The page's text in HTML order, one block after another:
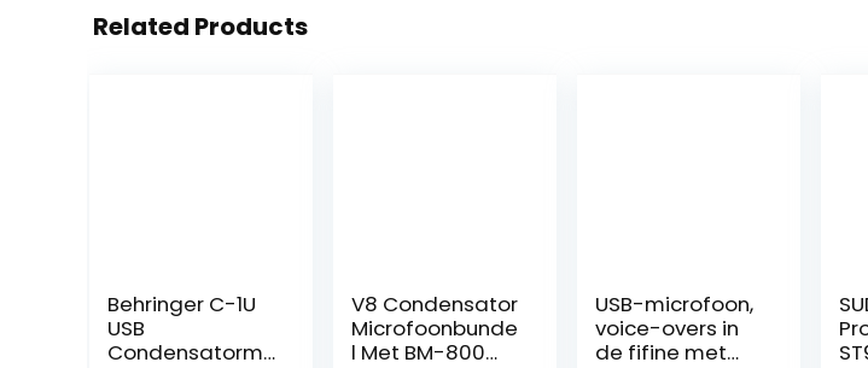
Related Products
Behringer C-1U
USB
Condensatormi
V8 Condensator
Microfoonbunde
l Met BM-800
USB-microfoon,
voice-overs in
de fifine met